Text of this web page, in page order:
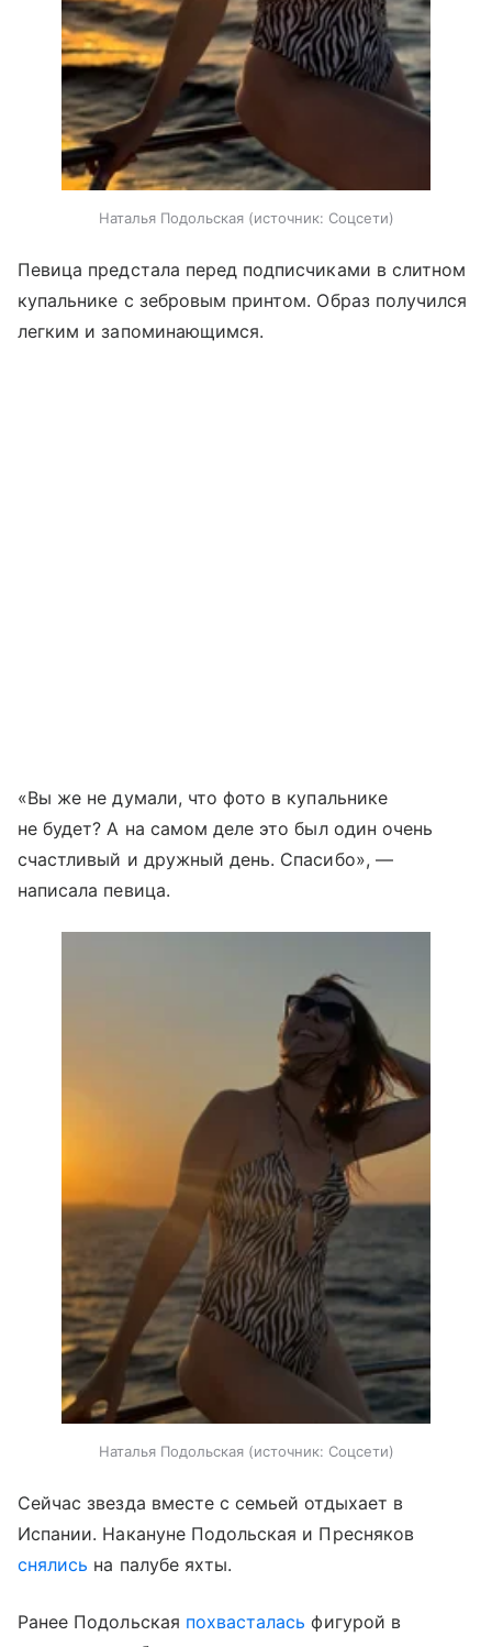
Наталья Подольская источник: Соцсети
Певица предстала перед подписчиками в слитном
купальнике с зебровым принтом. Образ получился
легким и запоминающимся.
«Вы же не думали, что фото в купальнике
не будет? А на самом деле это был один очень
счастливый и дружный день. Спасибо», —
написала певица.
Наталья Подольская источник: Соцсети
Сейчас звезда вместе с семьей отдыхает в
Испании. Накануне Подольская и Пресняков
снялись на палубе яхты.
Ранее Подольская похвасталась фигурой в